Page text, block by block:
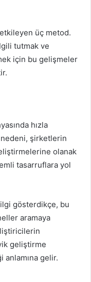
üç metod.
tutmak ve
için bu gelişmeler
hızla
şirketlerin
olanak
tasarruflara yol
gösterdikçe, bu
aramaya
geliştirme
anlamına gelir.